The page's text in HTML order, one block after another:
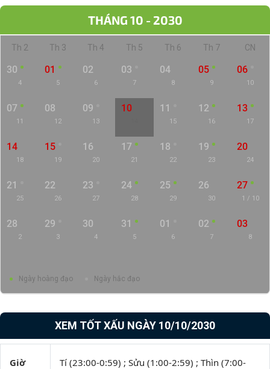
THÁNG 10 - 2030
Th 2 Th 3 Th 4 Th 5 Th 6 Th 7 CN
30
4
01
5
02
6
03
7
04
8
05
9
06
10
07
11
08
12
09
13
10 11
15
12
16
13
17
14
18
15
19
16
20
17
21
18
22
19
23
20
24
21
25
22
26
23
27
24
28
25
29
26
30
27
1 / 10
28
2
29
3
30
4
31
5
01
6
02
7
03
8
Ngày hoàng đạo Ngày hắc đạo
XEM TỐT XẤU NGÀY 10/10/2030
Giờ
Tí (23:00-0:59) ; Sửu (1:00-2:59) ; Thìn (7:00-